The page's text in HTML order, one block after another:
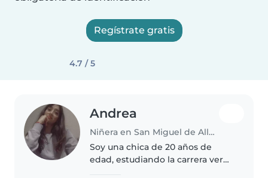
Regístrate gratis
4.7 / 5
Andrea
Niñera en San Miguel de Allende
Soy una chica de 20 años de
edad, estudiando la carrera ver